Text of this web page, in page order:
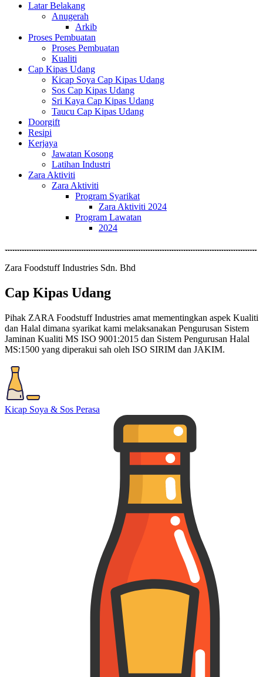
Latar Belakang
Anugerah
Arkib
Proses Pembuatan
Proses Pembuatan
Kualiti
Cap Kipas Udang
Kicap Soya Cap Kipas Udang
Sos Cap Kipas Udang
Sri Kaya Cap Kipas Udang
Taucu Cap Kipas Udang
Doorgift
Resipi
Kerjaya
Jawatan Kosong
Latihan Industri
Zara Aktiviti
Zara Aktiviti
Program Syarikat
Zara Aktiviti 2024
Program Lawatan
2024
Zara Foodstuff Industries Sdn. Bhd
Cap Kipas Udang
Pihak ZARA Foodstuff Industries amat mementingkan aspek Kualiti
dan Halal dimana syarikat kami melaksanakan Pengurusan Sistem
Jaminan Kualiti MS ISO 9001:2015 dan Sistem Pengurusan Halal
MS:1500 yang diperakui sah oleh ISO SIRIM dan JAKIM.
Kicap Soya & Sos Perasa